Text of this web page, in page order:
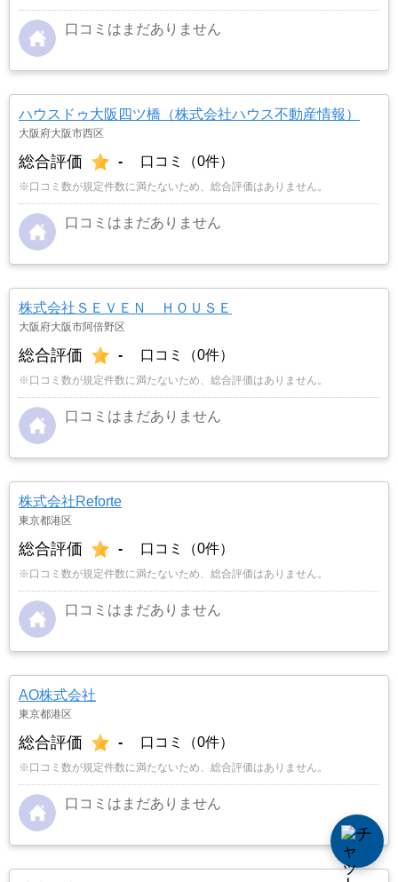
口コミはまだありません
ハウスドゥ大阪四ツ橋（株式会社ハウス不動産情報）
大阪府大阪市西区
総合評価 - 口コミ（0件）
※口コミ数が規定件数に満たないため、総合評価はありません。
口コミはまだありません
株式会社ＳＥＶＥＮ ＨＯＵＳＥ
大阪府大阪市阿倍野区
総合評価 - 口コミ（0件）
※口コミ数が規定件数に満たないため、総合評価はありません。
口コミはまだありません
株式会社Reforte
東京都港区
総合評価 - 口コミ（0件）
※口コミ数が規定件数に満たないため、総合評価はありません。
口コミはまだありません
AO株式会社
東京都港区
総合評価 - 口コミ（0件）
※口コミ数が規定件数に満たないため、総合評価はありません。
口コミはまだありません